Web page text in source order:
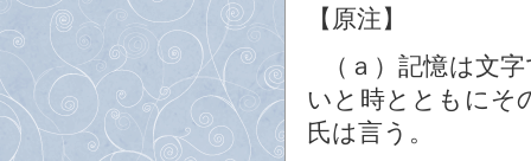
【原注】
（ａ）記憶は文
いと時とともにそ
氏は言う。